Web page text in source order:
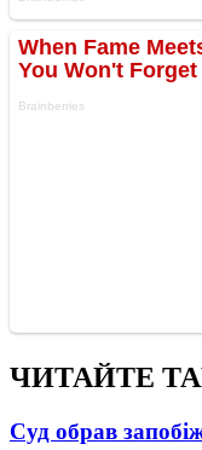
ЧИТАЙТЕ
Суд обрав